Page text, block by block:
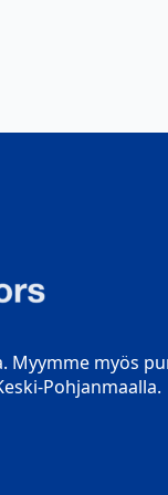
Myymme myös
Pohjanmaalla.